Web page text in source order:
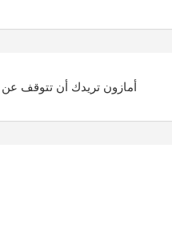
أمازون تريدك أن تتوقف عن